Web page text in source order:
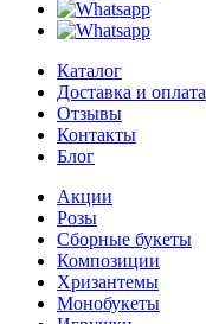
Каталог
Доставка и оплата
Отзывы
Контакты
Блог
Акции
Розы
Сборные букеты
Композиции
Хризантемы
Монобукеты